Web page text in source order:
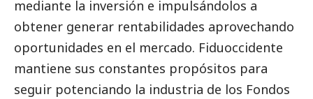
mediante la inversión e impulsándolos a
obtener generar rentabilidades aprovechando
oportunidades en el mercado. Fiduoccidente
mantiene sus constantes propósitos para
seguir potenciando la industria de los Fondos